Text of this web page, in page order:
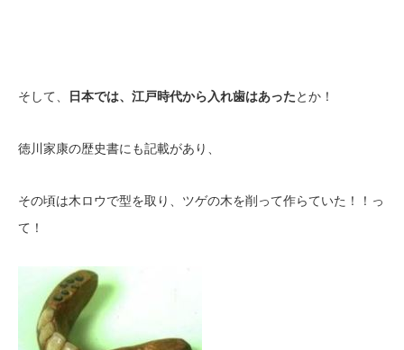
そして、 日本では、江戸時代から入れ歯はあったとか！
徳川家康の歴史書にも記載があり、
その頃は木ロウで型を取り、ツゲの木を削って作らていた！！っ
て！